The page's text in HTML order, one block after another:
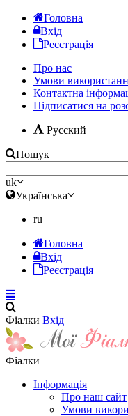
Головна
Вхід
Реєстрація
Про нас
Умови
Контактна
Підписатися на
Русский
Пошук
uk
Українська
ru
Головна
Вхід
Реєстрація
Фіалки Вхід
Фіалки
Інформація
Про наш сайт
Умови